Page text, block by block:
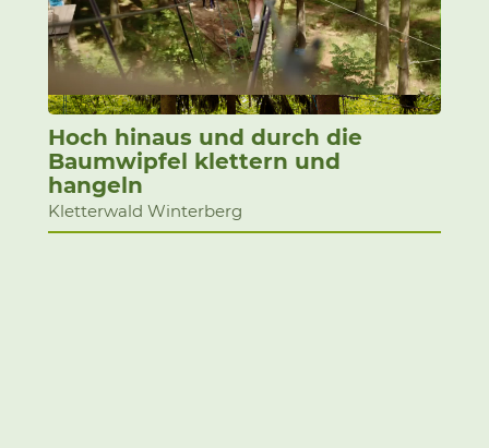
Hoch hinaus und durch die
Baumwipfel klettern und
hangeln
Kletterwald Winterberg